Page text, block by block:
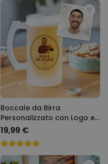
Boccale da Birra
Personalizzato con Logo e
Faccia
19,99 €